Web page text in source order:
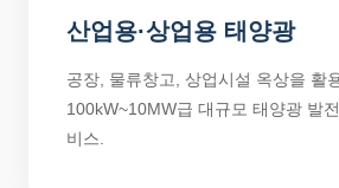
산업용·상업용 태양광
공장, 물류창고, 상업시설 옥상을 활
100kW~10MW급 대규모 태양광 발
비스.